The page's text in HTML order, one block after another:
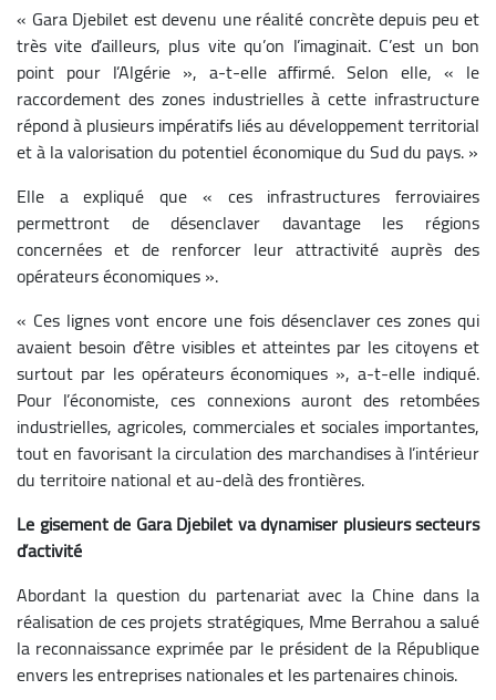
« Gara Djebilet est devenu une réalité concrète depuis peu et
très vite d’ailleurs, plus vite qu’on l’imaginait. C’est un bon
point pour l’Algérie », a-t-elle affirmé. Selon elle, « le
raccordement des zones industrielles à cette infrastructure
répond à plusieurs impératifs liés au développement territorial
et à la valorisation du potentiel économique du Sud du pays. »
Elle a expliqué que « ces infrastructures ferroviaires
permettront de désenclaver davantage les régions
concernées et de renforcer leur attractivité auprès des
opérateurs économiques ».
« Ces lignes vont encore une fois désenclaver ces zones qui
avaient besoin d’être visibles et atteintes par les citoyens et
surtout par les opérateurs économiques », a-t-elle indiqué.
Pour l’économiste, ces connexions auront des retombées
industrielles, agricoles, commerciales et sociales importantes,
tout en favorisant la circulation des marchandises à l’intérieur
du territoire national et au-delà des frontières.
Le gisement de Gara Djebilet va dynamiser plusieurs secteurs
d’activité
Abordant la question du partenariat avec la Chine dans la
réalisation de ces projets stratégiques, Mme Berrahou a salué
la reconnaissance exprimée par le président de la République
envers les entreprises nationales et les partenaires chinois.